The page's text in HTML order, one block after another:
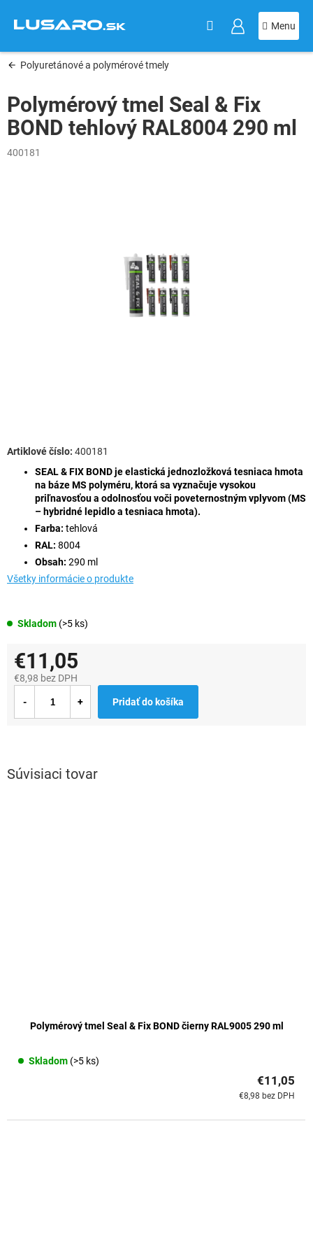
obsah
Polyuretánové a polymérové tmely
Polymérový tmel Seal & Fix
BOND tehlový RAL8004 290 ml
400181
Skladom (>5 ks)
SEAL & FIX BOND je elastická jednozložková tesniaca hmota
na báze MS polyméru, ktorá sa vyznačuje vysokou
priľnavosťou a odolnosťou voči poveternostným vplyvom (MS
– hybridné lepidlo a tesniaca hmota).
Farba: tehlová
RAL: 8004
Obsah: 290 ml
Všetky informácie o produkte
400181
€11,05
€8,98 bez DPH
cena:
Pridať do košíka
Súvisiaci tovar
Polymérový tmel Seal & Fix BOND čierny RAL9005 290 ml
Skladom (>5 ks)
€8,98 bez DPH
€11,05